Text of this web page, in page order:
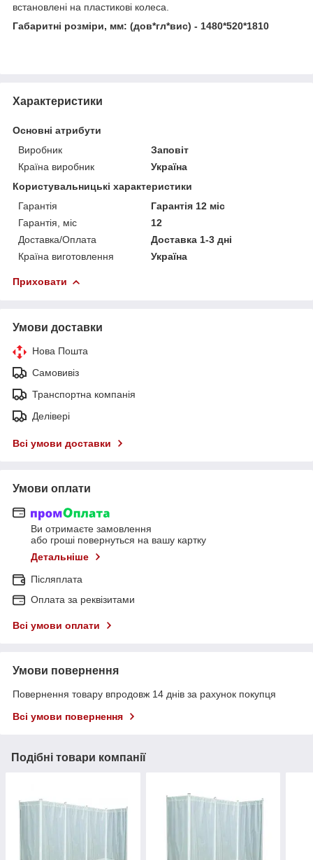
встановлені на пластикові колеса.
Габаритні розміри, мм: (дов*гл*вис) - 1480*520*1810
Характеристики
Основні атрибути
Виробник
Заповіт
Країна виробник
Україна
Користувальницькі характеристики
Гарантія
Гарантія 12 міс
Гарантія, міс
12
Доставка/Оплата
Доставка 1-3 дні
Країна виготовлення
Україна
Приховати
Умови доставки
Нова Пошта
Самовивіз
Транспортна компанія
Делівері
Всі умови доставки
Умови оплати
Ви отримаєте замовлення
або гроші повернуться на вашу картку
Детальніше
Післяплата
Оплата за реквізитами
Всі умови оплати
Умови повернення
Повернення товару впродовж 14 днів за рахунок покупця
Всі умови повернення
Подібні товари компанії